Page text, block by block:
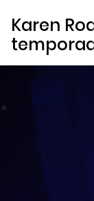
Karen